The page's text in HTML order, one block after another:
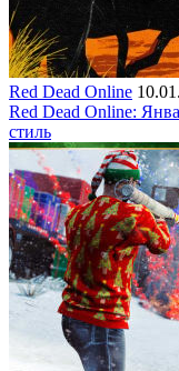
Red Dead Online
Red Dead Online:
стиль